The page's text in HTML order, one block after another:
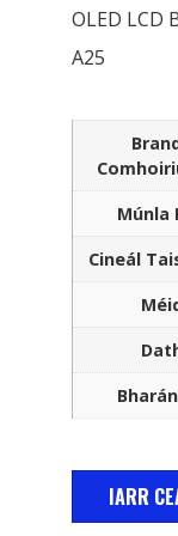
OLED LCD
A25
Múnla
Cineál
IARR